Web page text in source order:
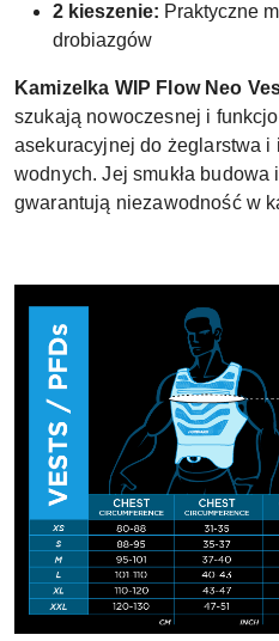
2 kieszenie: Praktyczne
drobiazgów
Kamizelka WIP Flow Neo
szukają nowoczesnej i
asekuracyjnej do żeglarstwa i
wodnych. Jej smukła
gwarantują niezawodność w